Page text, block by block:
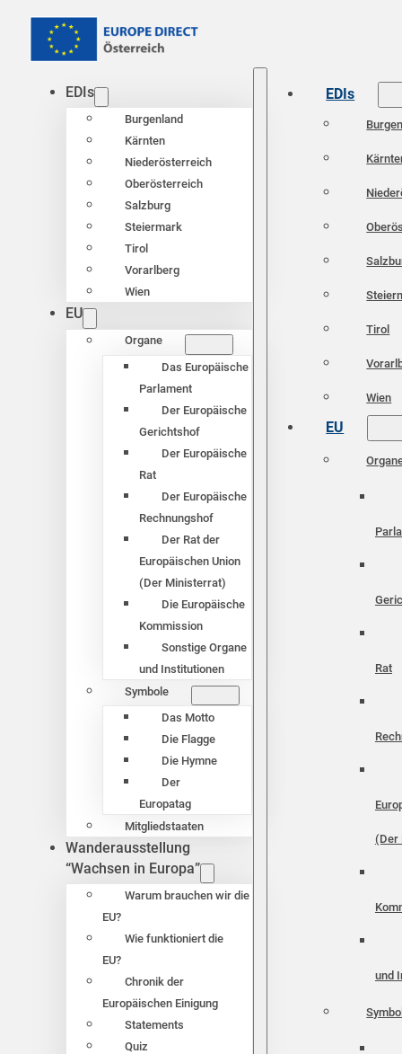
EDIs
Burgenland
Kärnten
Niederösterreich
Oberösterreich
Salzburg
Steiermark
Tirol
Vorarlberg
Wien
EU
Organe
Das Europäische
Parlament
Der Europäische
Gerichtshof
Der Europäische
Rat
Der Europäische
Rechnungshof
Der Rat der
Europäischen Union
(Der Ministerrat)
Die Europäische
Kommission
Sonstige Organe
und Institutionen
Symbole
Das Motto
Die Flagge
Die Hymne
Der
Europatag
Mitgliedstaaten
Wanderausstellung
“Wachsen in Europa”
Warum brauchen wir die
EU?
Wie funktioniert die
EU?
Chronik der
Europäischen Einigung
Statements
Quiz
EDIs
Tirol
Wien
EU
Rat
(Der
und